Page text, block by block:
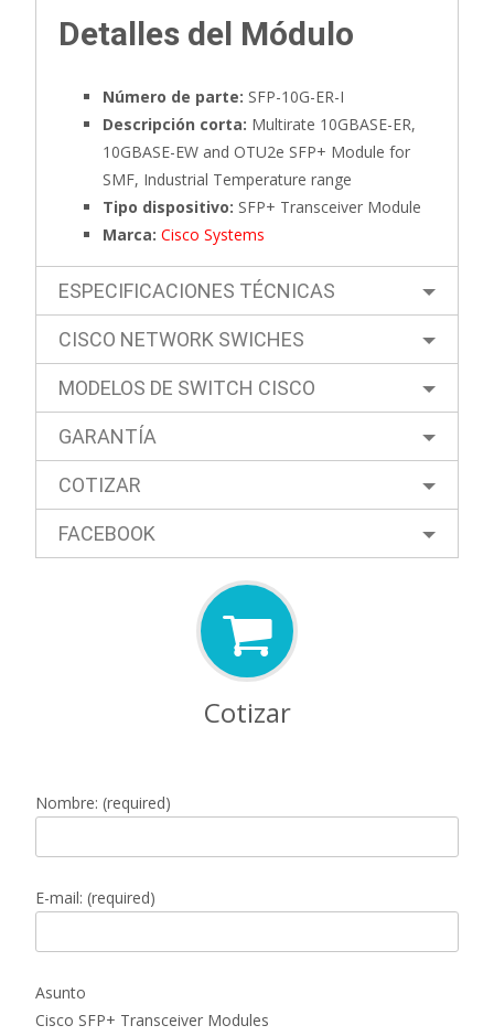
Detalles del Módulo
Número de parte: SFP-10G-ER-I
Descripción corta: Multirate 10GBASE-ER,
10GBASE-EW and OTU2e SFP+ Module for
SMF, Industrial Temperature range
Tipo dispositivo: SFP+ Transceiver Module
Marca: Cisco Systems
ESPECIFICACIONES TÉCNICAS
CISCO NETWORK SWICHES
MODELOS DE SWITCH CISCO
GARANTÍA
COTIZAR
FACEBOOK
Cotizar
Nombre: (required)
E-mail: (required)
Asunto
Cisco SFP+ Transceiver Modules